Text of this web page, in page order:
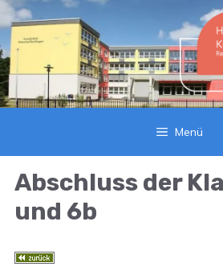
Zum
Inhalt
springen
Menü
Abschluss der
und 6b